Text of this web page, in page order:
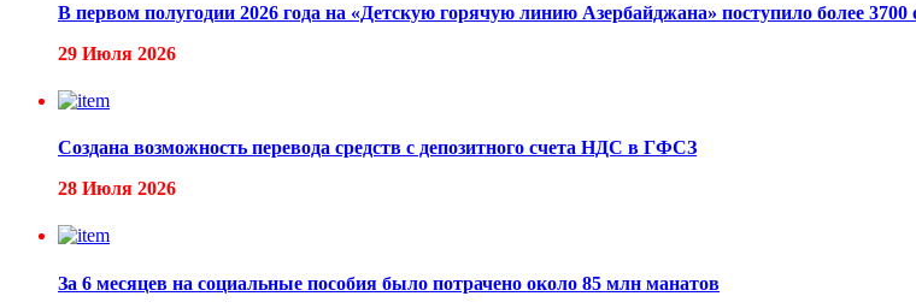
В первом полугодии 2026 года на «Детскую горячую линию Азербайджана» поступило более
29 Июля 2026
Создана возможность перевода средств с депозитного счета НДС в ГФСЗ
28 Июля 2026
За 6 месяцев на социальные пособия было потрачено около 85 млн манатов